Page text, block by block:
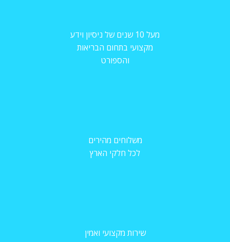
מעל 10 שנים של ניסיון וידע
מקצועי בתחום הבריאות
והספורט
משלוחים מהירים
לכל חלקי הארץ
שירות מקצועי ואמין